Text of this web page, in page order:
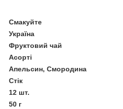
Смакуйте
Україна
Фруктовий чай
Асорті
Апельсин, Смородина
Стік
12 шт.
50 г